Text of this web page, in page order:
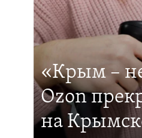
«Крым –
Ozon
на